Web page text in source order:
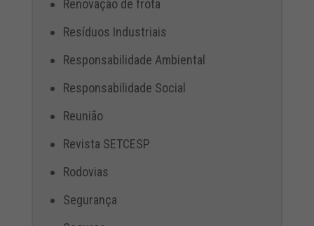
Renovação de frota
Resíduos Industriais
Responsabilidade Ambiental
Responsabilidade Social
Reunião
Revista SETCESP
Rodovias
Segurança